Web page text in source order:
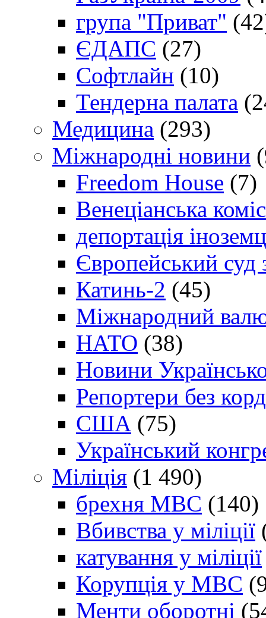
група "Приват"
ЄДАПС (27)
Софтлайн (10)
Тендерна палата
Медицина (293)
Міжнародні новини
Freedom House (7)
Венеціанська
депортація
Європейський
Катинь-2 (45)
Міжнародний
НАТО (38)
Новини
Репортери без
США (75)
Український
Міліція (1 490)
брехня МВС (140)
Вбивства у міліції
катування у міліції
Корупція у МВС
Менти оборотні